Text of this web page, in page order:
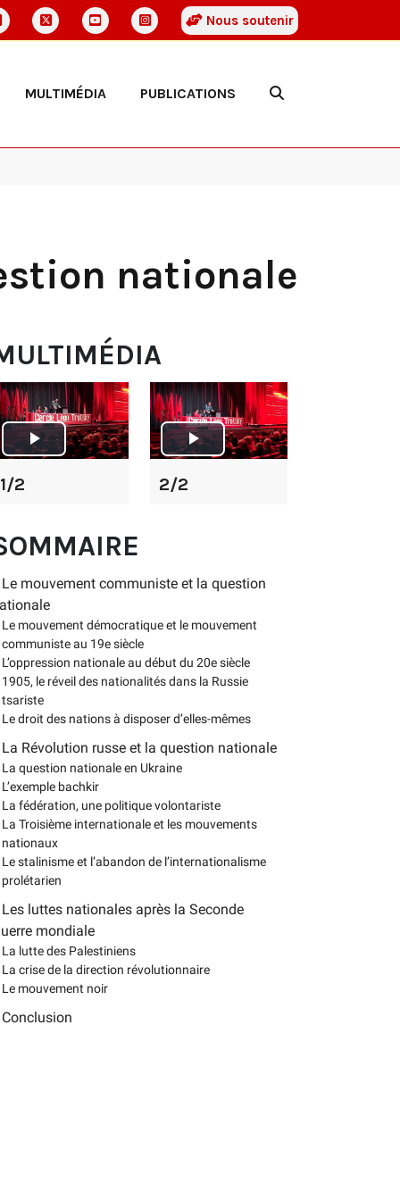
Nous soutenir
MULTIMÉDIA PUBLICATIONS
nationale
1/2 2/2
mouvement communiste et la question
Le mouvement démocratique et le mouvement
communiste au 19e siècle
L’oppression nationale au début du 20e siècle
1905, le réveil des nationalités dans la Russie
tsariste
Le droit des nations à disposer d’elles-mêmes
Révolution russe et la question nationale
La question nationale en Ukraine
L’exemple bachkir
La fédération, une politique volontariste
La Troisième internationale et les mouvements
nationaux
Le stalinisme et l’abandon de l’internationalisme
prolétarien
luttes nationales après la Seconde
mondiale
La lutte des Palestiniens
La crise de la direction révolutionnaire
Le mouvement noir